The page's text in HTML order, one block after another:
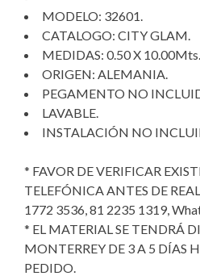
MODELO: 32601.
CATALOGO: CITY GLAM.
MEDIDAS: 0.50 X 10.00Mts.
ORIGEN: ALEMANIA.
PEGAMENTO NO
LAVABLE.
INSTALACIÓN NO
* FAVOR DE VERIFICAR
TELEFÓNICA ANTES DE
1772 3536, 81 2235 1319,
* EL MATERIAL SE TENDRÁ
MONTERREY DE 3 A 5 DÍAS
PEDIDO.